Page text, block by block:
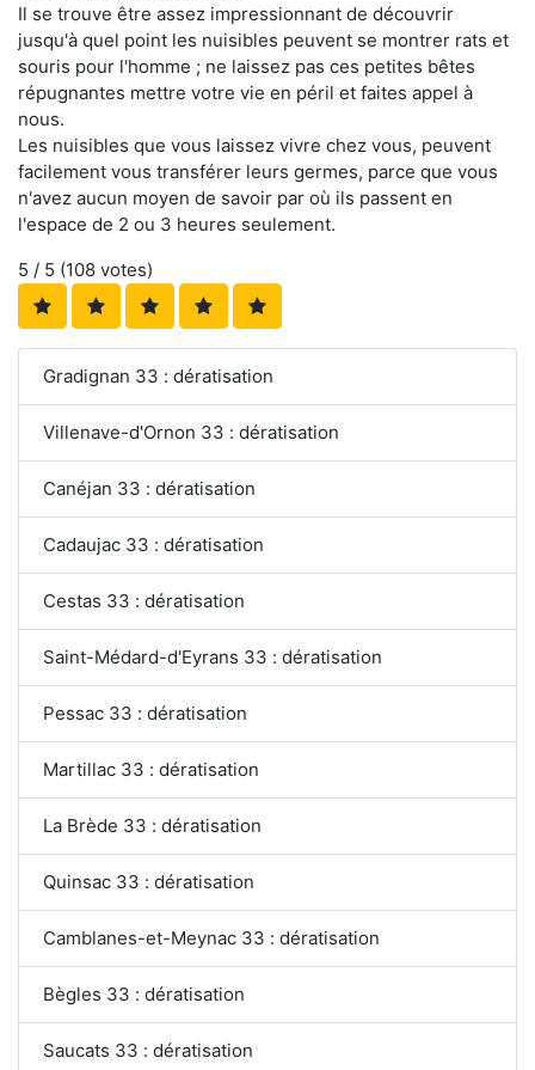
Il se trouve être assez impressionnant de découvrir
jusqu'à quel point les nuisibles peuvent se montrer rats et
souris pour l'homme ; ne laissez pas ces petites bêtes
répugnantes mettre votre vie en péril et faites appel à
nous.
Les nuisibles que vous laissez vivre chez vous, peuvent
facilement vous transférer leurs germes, parce que vous
n'avez aucun moyen de savoir par où ils passent en
l'espace de 2 ou 3 heures seulement.
5 / 5 (108 votes)
Gradignan 33 : dératisation
Villenave-d'Ornon 33 : dératisation
Canéjan 33 : dératisation
Cadaujac 33 : dératisation
Cestas 33 : dératisation
Saint-Médard-d'Eyrans 33 : dératisation
Pessac 33 : dératisation
Martillac 33 : dératisation
La Brède 33 : dératisation
Quinsac 33 : dératisation
Camblanes-et-Meynac 33 : dératisation
Bègles 33 : dératisation
Saucats 33 : dératisation